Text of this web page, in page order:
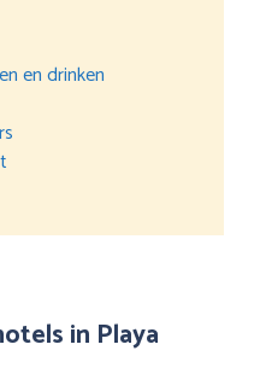
en drinken
in Playa